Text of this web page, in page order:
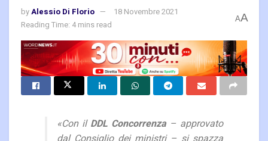
byAlessio Di Florio
18 Novembre 2021
Reading Time: 4 mins read
AA
«Con il DDL Concorrenza– approvato